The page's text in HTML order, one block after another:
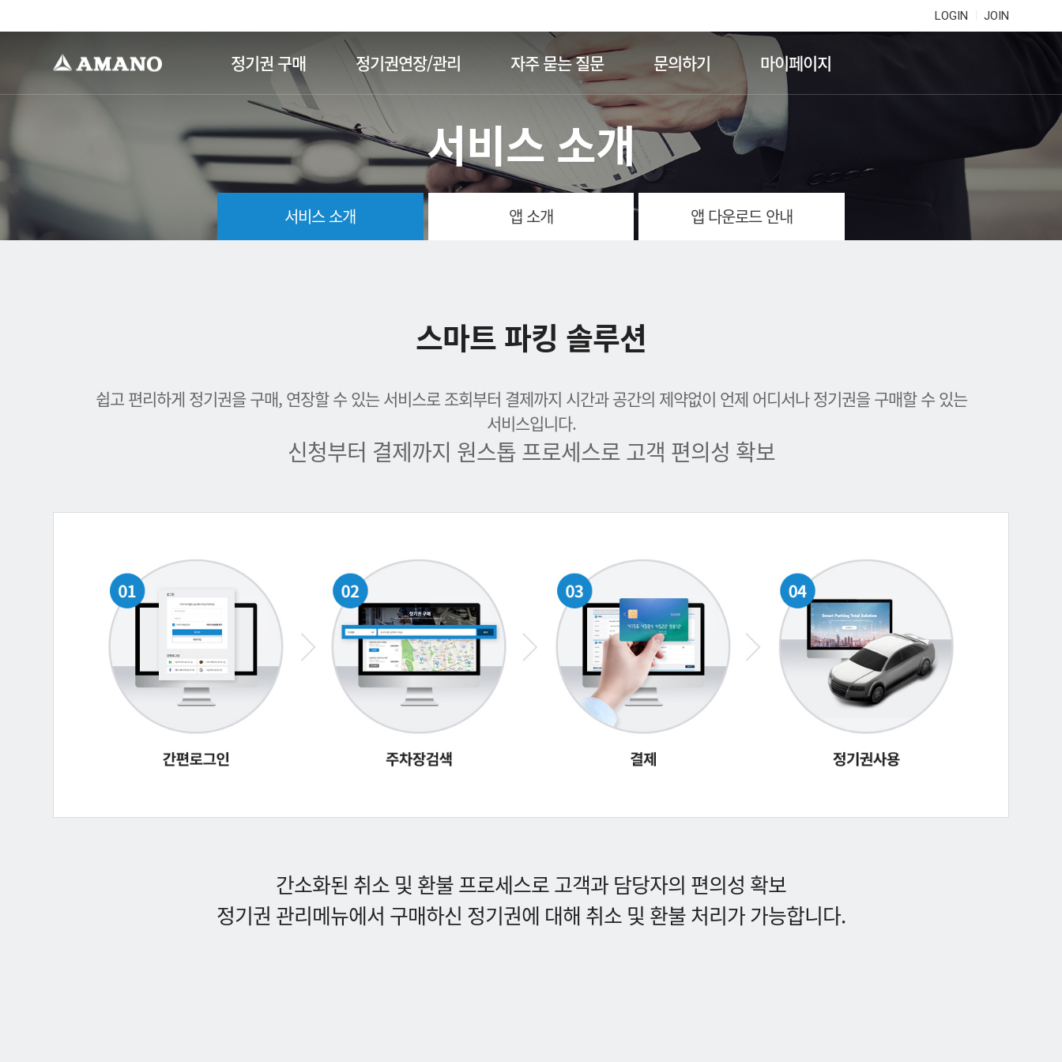
LOGIN JOIN
정기권 구매 정기권연장/관리 자주 묻는 질문 문의하기 마이페이지
서비스 소개
서비스 소개 앱 소개 앱 다운로드 안내
스마트 파킹 솔루션
쉽고 편리하게 정기권을 구매, 연장할 수 있는 서비스로 조회부터 결제까지 시간과 공간의 제약없이 언제 어디서나 정기권을 구매할 수 있는
서비스입니다.
신청부터 결제까지 원스톱 프로세스로 고객 편의성 확보
간소화된 취소 및 환불 프로세스로 고객과 담당자의 편의성 확보
정기권 관리메뉴에서 구매하신 정기권에 대해 취소 및 환불 처리가 가능합니다.